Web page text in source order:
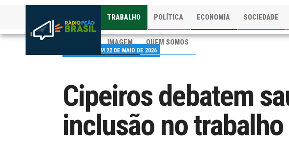
TRABALHO POLÍTICA ECONOMIA SOCIEDADE
IMAGEM QUEM SOMOS
PUBLICADO EM 22 DE MAIO DE 2026
Cipeiros debatem
inclusão no trabalho